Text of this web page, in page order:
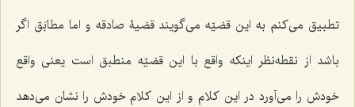
تطبیق می‌کنم به این قضیّه می‌گویند قضیۀ صادقه و اما مطابَق اگر
باشد از نقطه‌نظر اینکه واقع با این قضیّه منطبق است یعنی واقع
خودش را می‌آورد در این کلام و از این کلام خودش را نشان می‌دهد